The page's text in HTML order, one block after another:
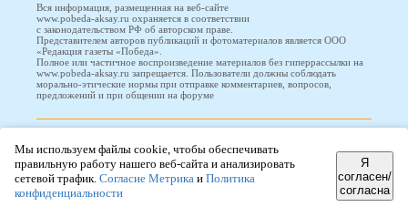
Вся информация, размещенная на веб-сайте
www.pobeda-aksay.ru охраняется в соответствии
с законодательством РФ об авторском праве.
Представителем авторов публикаций и фотоматериалов является ООО
«Редакция газеты «Победа».
Полное или частичное воспроизведение материалов без гиперрассылки на
www.pobeda-aksay.ru запрещается. Пользователи должны соблюдать
морально-этические нормы при отправке комментариев, вопросов,
предложений и при общении на форуме
ООО "Проводник"
Мы используем файлы cookie, чтобы обеспечивать
правильную работу нашего веб-сайта и анализировать
сетевой трафик. Согласие Метрика и Политика
конфиденциальности
Я
согласен/
согласна